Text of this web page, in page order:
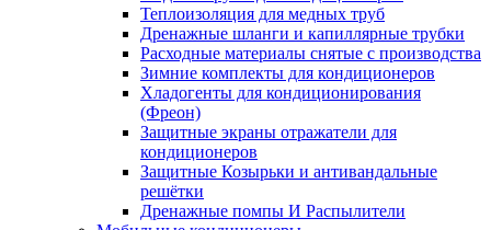
Теплоизоляция для медных труб
Дренажные шланги и капиллярные трубки
Расходные материалы снятые с производства
Зимние комплекты для кондиционеров
Хладогенты для кондиционирования
(Фреон)
Защитные экраны отражатели для
кондиционеров
Защитные Козырьки и антивандальные
решётки
Дренажные помпы И Распылители